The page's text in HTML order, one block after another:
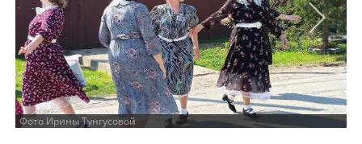
Фото Ирины Тунгусовой